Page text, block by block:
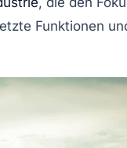
Funktionen